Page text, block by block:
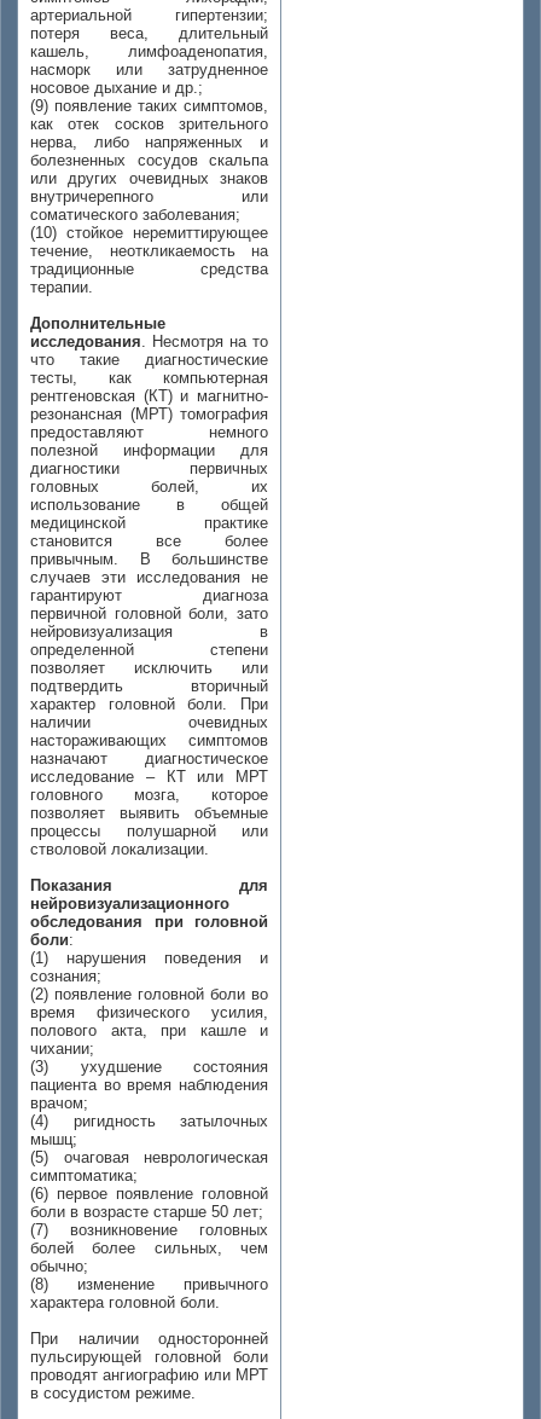
артериальной гипертензии;
потеря веса, длительный
кашель, лимфоаденопатия,
насморк или затрудненное
носовое дыхание и др.;
(9) появление таких симптомов,
как отек сосков зрительного
нерва, либо напряженных и
болезненных сосудов скальпа
или других очевидных знаков
внутричерепного или
соматического заболевания;
(10) стойкое неремиттирующее
течение, неоткликаемость на
традиционные средства
терапии.
Дополнительные
исследования. Несмотря на то
что такие диагностические
тесты, как компьютерная
рентгеновская (КТ) и магнитно-
резонансная (МРТ) томография
предоставляют немного
полезной информации для
диагностики первичных
головных болей, их
использование в общей
медицинской практике
становится все более
привычным. В большинстве
случаев эти исследования не
гарантируют диагноза
первичной головной боли, зато
нейровизуализация в
определенной степени
позволяет исключить или
подтвердить вторичный
характер головной боли. При
наличии очевидных
настораживающих симптомов
назначают диагностическое
исследование – КТ или МРТ
головного мозга, которое
позволяет выявить объемные
процессы полушарной или
стволовой локализации.
Показания для
нейровизуализационного
обследования при головной
боли:
(1) нарушения поведения и
сознания;
(2) появление головной боли во
время физического усилия,
полового акта, при кашле и
чихании;
(3) ухудшение состояния
пациента во время наблюдения
врачом;
(4) ригидность затылочных
мышц;
(5) очаговая неврологическая
симптоматика;
(6) первое появление головной
боли в возрасте старше 50 лет;
(7) возникновение головных
болей более сильных, чем
обычно;
(8) изменение привычного
характера головной боли.
При наличии односторонней
пульсирующей головной боли
проводят ангиографию или МРТ
в сосудистом режиме.